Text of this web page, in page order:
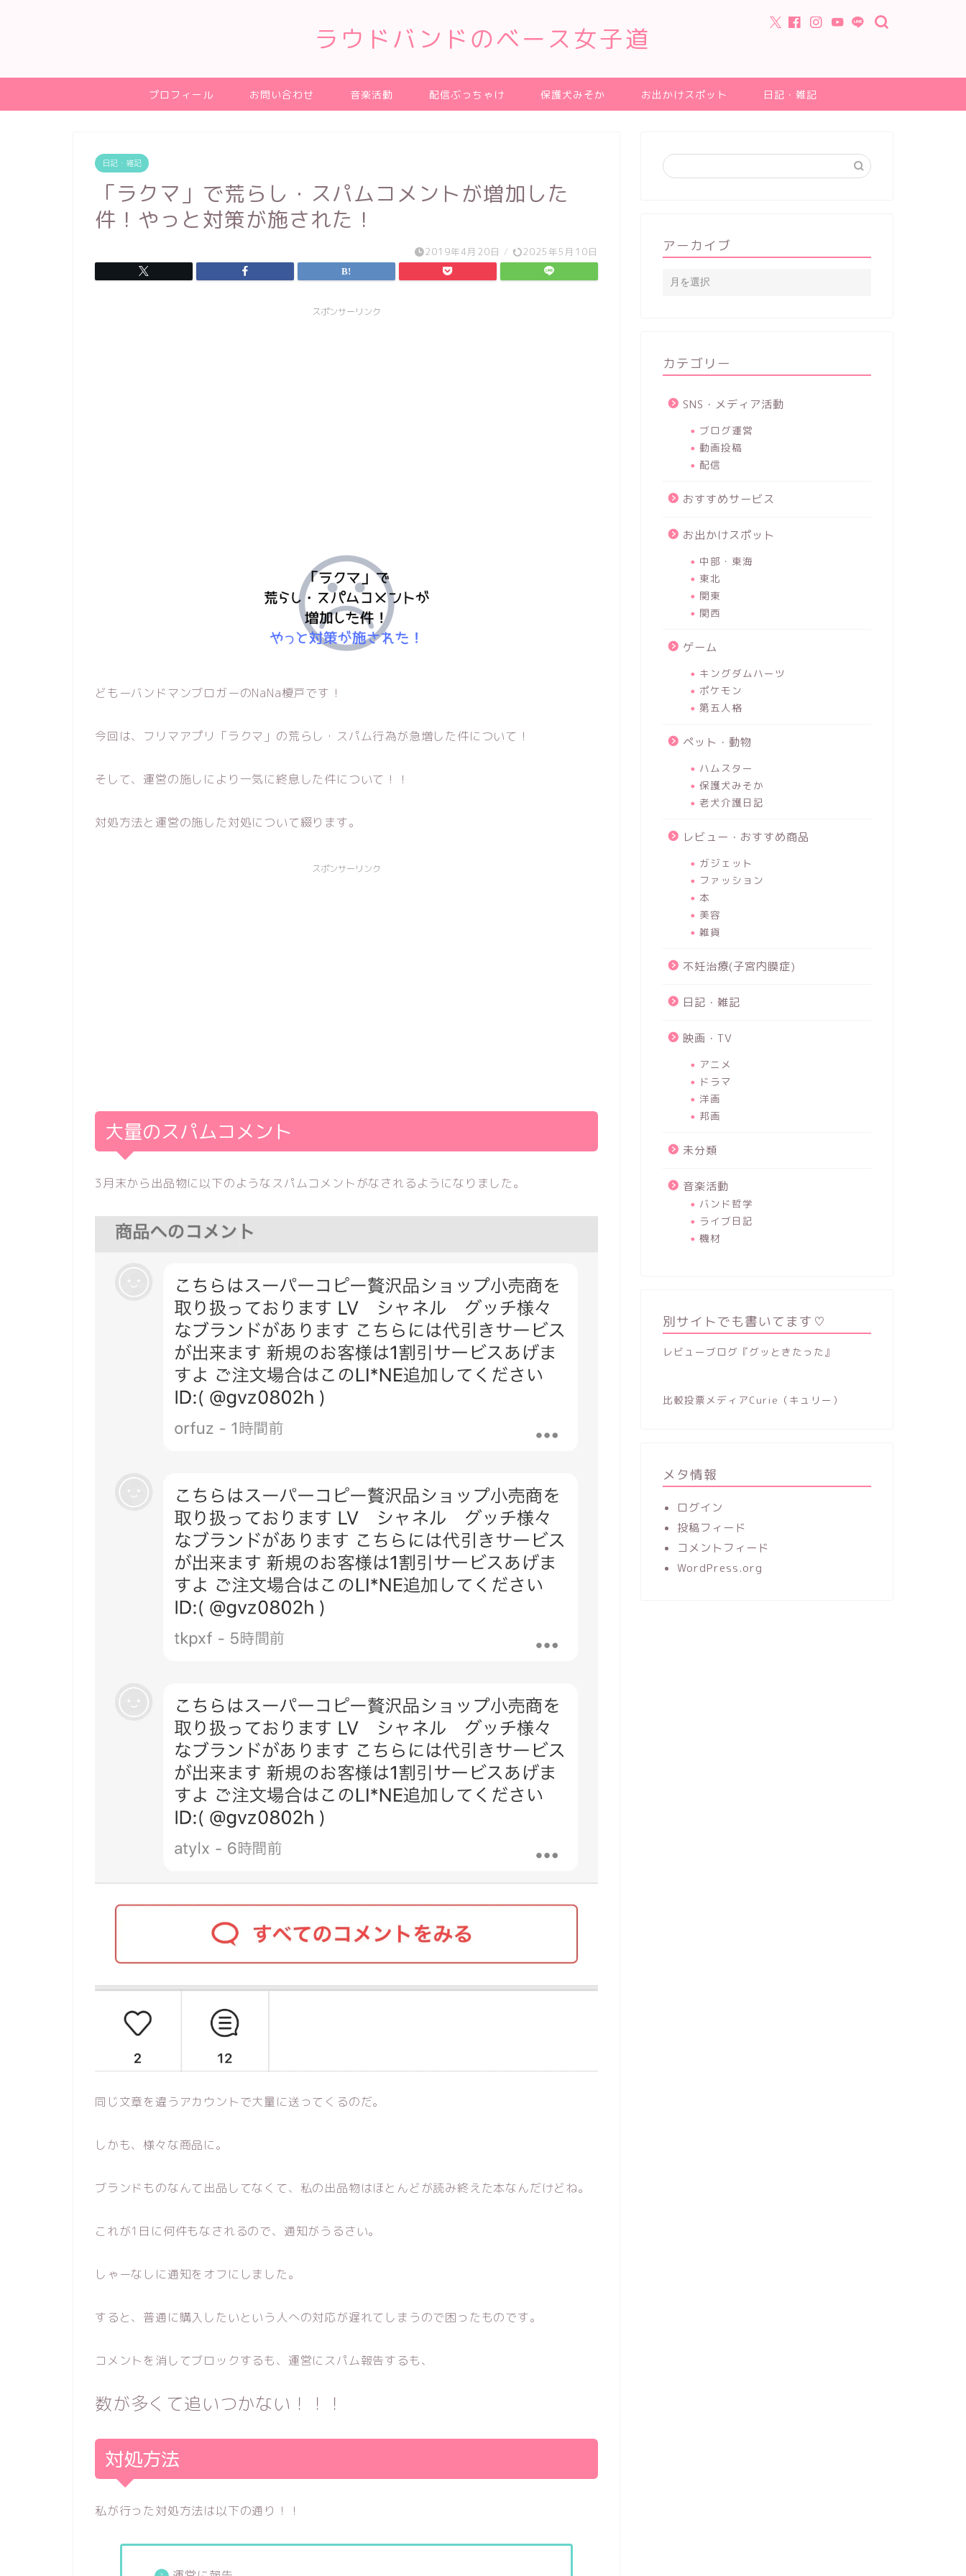
ラウドバンドのベース女子道
プロフィール お問い合わせ 音楽活動 配信ぶっちゃけ 保護犬みそか お出かけスポット 日記・雑記
日記・雑記
「ラクマ」で荒らし・スパムコメントが増加した
件！やっと対策が施された！
2019年4月20日 / 2025年5月10日
スポンサーリンク
どもーバンドマンブロガーのNaNa榎戸です！
今回は、フリマアプリ「ラクマ」の荒らし・スパム行為が急増した件について！
そして、運営の施しにより一気に終息した件について！！
対処方法と運営の施した対処について綴ります。
スポンサーリンク
大量のスパムコメント
3月末から出品物に以下のようなスパムコメントがなされるようになりました。
同じ文章を違うアカウントで大量に送ってくるのだ。
しかも、様々な商品に。
ブランドものなんて出品してなくて、私の出品物はほとんどが読み終えた本なんだけどね。
これが1日に何件もなされるので、通知がうるさい。
しゃーなしに通知をオフにしました。
すると、普通に購入したいという人への対応が遅れてしまうので困ったものです。
コメントを消してブロックするも、運営にスパム報告するも、
数が多くて追いつかない！！！
対処方法
私が行った対処方法は以下の通り！！
アーカイブ
カテゴリー
SNS・メディア活動
ブログ運営
動画投稿
配信
おすすめサービス
お出かけスポット
中部・東海
東北
関東
関西
ゲーム
キングダムハーツ
ポケモン
第五人格
ペット・動物
ハムスター
保護犬みそか
老犬介護日記
レビュー・おすすめ商品
ガジェット
ファッション
本
美容
雑貨
不妊治療(子宮内膜症)
日記・雑記
映画・TV
アニメ
ドラマ
洋画
邦画
未分類
音楽活動
バンド哲学
ライブ日記
機材
別サイトでも書いてます♡
レビューブログ『グッときたった』
比較投票メディアCurie（キュリー）
メタ情報
ログイン
投稿フィード
コメントフィード
WordPress.org